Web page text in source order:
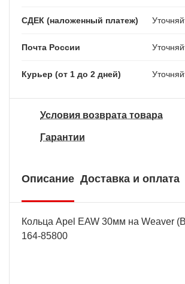
СДЕК (наложенный платеж)
Почта России
Курьер (от 1 до 2 дней)
Условия возврата товара
Гарантии
Описание Доставка и оплата
Кольца Apel EAW 30мм на Weaver
164-85800